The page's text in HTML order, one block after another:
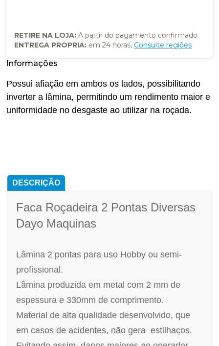
Possui afiação em ambos os lados, possibilitando
inverter a lâmina, permitindo um rendimento maior e
uniformidade no desgaste ao utilizar na roçada.
RETIRE NA LOJA: A partir do pagamento confirmado
ENTREGA PROPRIA: em 24 horas, Consulte regiões
DESCRIÇÃO
Faca Roçadeira 2 Pontas Diversas
Dayo Maquinas
Lâmina 2 pontas para uso Hobby ou semi-
profissional.
Lâmina produzida em metal com 2 mm de
espessura e 330mm de comprimento.
Material de alta qualidade desenvolvido, que
em casos de acidentes, não gera estilhaços.